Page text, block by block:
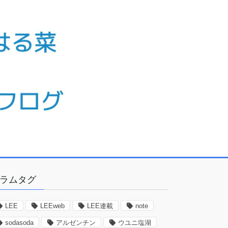
ムタグ
LEE LEEweb LEE連載 note
sodasoda アルゼンチン ウユニ塩湖